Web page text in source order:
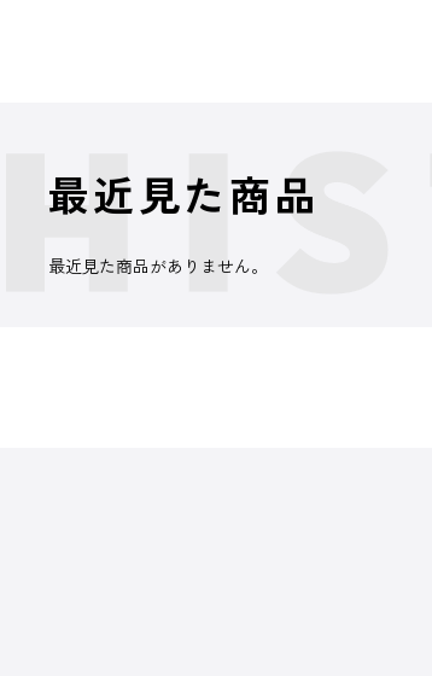
最近見た商品
最近見た商品がありません。